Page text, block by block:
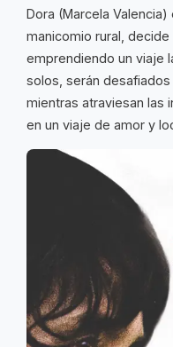
Dora (Marcela
manicomio rural,
emprendiendo un viaje
solos, serán
mientras atraviesan las
en un viaje de amor y